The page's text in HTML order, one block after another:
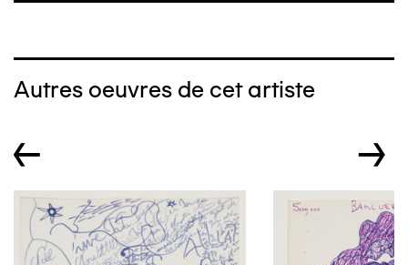
Autres oeuvres de cet artiste
← →